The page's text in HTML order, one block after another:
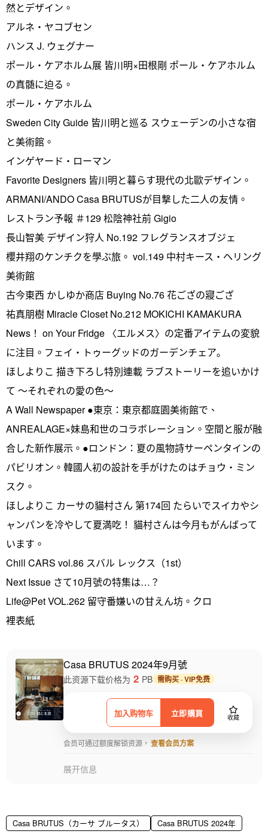
然とデザイン。
アルネ・ヤコブセン
ハンス J. ウェグナー
ポール・ケアホルム展 皆川明×田根剛 ポール・ケアホルム
の真髄に迫る。
ポール・ケアホルム
Sweden City Guide 皆川明と巡る スウェーデンの小さな宿
と美術館。
インゲヤード・ローマン
Favorite Designers 皆川明と暮らす現代の北歐デザイン。
ARMANI/ANDO Casa BRUTUSが目撃した二人の友情。
レストラン予報 ＃129 松陰神社前 Gigio
長山智美 デザイン狩人 No.192 フレグランスオブジェ
櫻井翔のケンチクを學ぶ旅。 vol.149 中村キース・ヘリング
美術館
古今東西 かしゆか商店 Buying No.76 花ござの寢ござ
祐真朋樹 Miracle Closet No.212 MOKICHI KAMAKURA
News！ on Your Fridge 〈エルメス〉の定番アイテムの変貌
に注目。フェイ・トゥーグッドのガーデンチェア｡
ほしよりこ 描き下ろし特別連載 ラブストーリーを追いかけ
て ～それぞれの愛の色～
A Wall Newspaper ●東京：東京都庭園美術館で、
ANREALAGE×妹島和世のコラボレーション。空間と服が融
合した新作展示。●ロンドン：夏の風物詩サーペンタインの
パビリオン。韓國人初の設計を手がけたのはチョウ・ミン
スク。
ほしよりこ カーサの貓村さん 第174回 たらいでスイカやシ
ャンパンを冷やして夏満吃！ 貓村さんは今月もがんばって
います。
Chill CARS vol.86 スバル レックス（1st）
Next Issue さて10月號の特集は…？
Life@Pet VOL.262 留守番嫌いの甘えん坊。クロ
裡表紙
Casa BRUTUS 2024年9月號
加入购物车 立即購買 收藏
此资源下载价格为 2 PB 需购买 · VIP免费
会员可通过额度解锁资源， 查看会员方案
展开信息
Casa BRUTUS（カーサ ブルータス） Casa BRUTUS 2024年